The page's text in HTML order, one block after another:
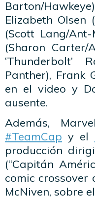
Barton/
Elizabeth Olsen
(Scott Lang/
(Sharon
‘Thunderbolt’
Panther), Frank
en el video y
ausente.
Además,
#TeamCap y el
producción
(“Capitán
comic
McNiven, sobre